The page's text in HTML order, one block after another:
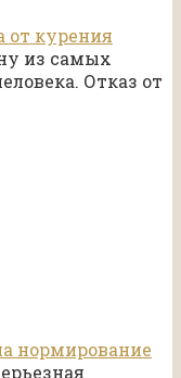
от курения
из самых
Отказ от
нормирование